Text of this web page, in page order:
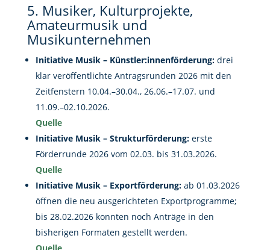
5. Musiker, Kulturprojekte,
Amateurmusik und
Musikunternehmen
Initiative Musik – Künstler:innenförderung:drei
klar veröffentlichte Antragsrunden 2026 mit den
Zeitfenstern 10.04.–30.04., 26.06.–17.07. und
11.09.–02.10.2026.
Quelle
Initiative Musik – Strukturförderung:erste
Förderrunde 2026 vom 02.03. bis 31.03.2026.
Quelle
Initiative Musik – Exportförderung:ab 01.03.2026
öffnen die neu ausgerichteten Exportprogramme;
bis 28.02.2026 konnten noch Anträge in den
bisherigen Formaten gestellt werden.